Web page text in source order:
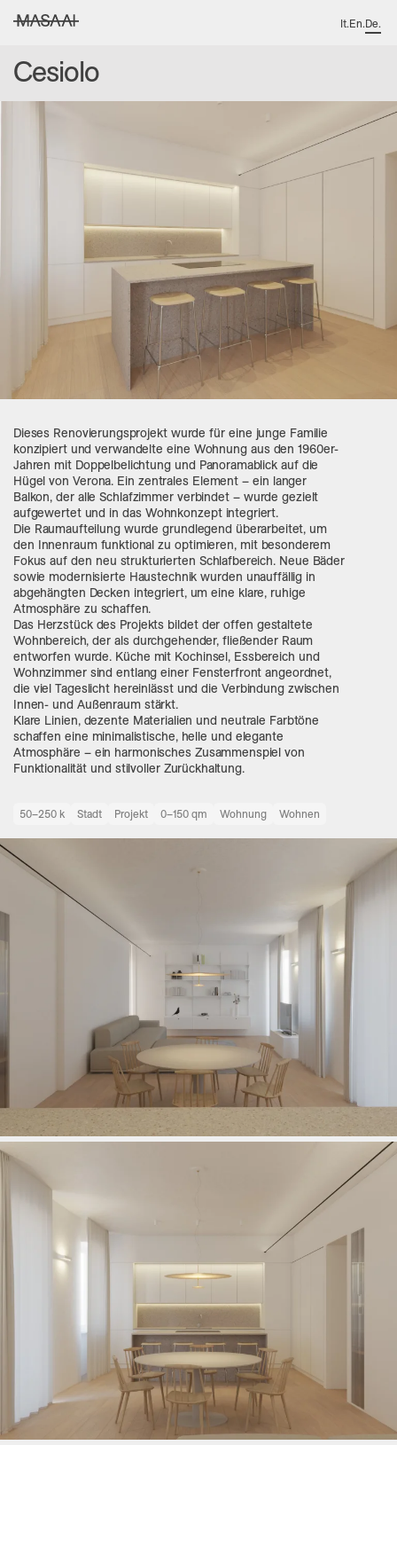
It.En.De.
Cesiolo
Dieses Renovierungsprojekt wurde für eine junge Familie
konzipiert und verwandelte eine Wohnung aus den 1960er-
Jahren mit Doppelbelichtung und Panoramablick auf die
Hügel von Verona. Ein zentrales Element – ein langer
Balkon, der alle Schlafzimmer verbindet – wurde gezielt
aufgewertet und in das Wohnkonzept integriert.
Die Raumaufteilung wurde grundlegend überarbeitet, um
den Innenraum funktional zu optimieren, mit besonderem
Fokus auf den neu strukturierten Schlafbereich. Neue Bäder
sowie modernisierte Haustechnik wurden unauffällig in
abgehängten Decken integriert, um eine klare, ruhige
Atmosphäre zu schaffen.
Das Herzstück des Projekts bildet der offen gestaltete
Wohnbereich, der als durchgehender, fließender Raum
entworfen wurde. Küche mit Kochinsel, Essbereich und
Wohnzimmer sind entlang einer Fensterfront angeordnet,
die viel Tageslicht hereinlässt und die Verbindung zwischen
Innen- und Außenraum stärkt.
Klare Linien, dezente Materialien und neutrale Farbtöne
schaffen eine minimalistische, helle und elegante
Atmosphäre – ein harmonisches Zusammenspiel von
Funktionalität und stilvoller Zurückhaltung.
50–250 k Stadt Projekt 0–150 qm Wohnung Wohnen